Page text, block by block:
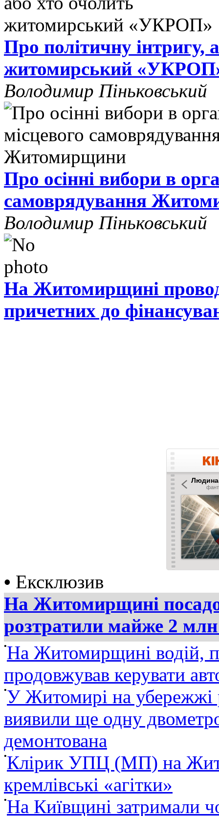
Про політичну інтригу,
житомирський
Володимир Піньковський
Про осінні вибори в
самоврядування
Володимир Піньковський
На Житомирщині
причетних до
• Ексклюзив
На Житомирщині
розтратили майже 2
•На Житомирщині водій,
продовжував керувати
•У Житомирі на убережжі
виявили ще одну
демонтована
•Клірик УПЦ (МП) на
кремлівські «агітки»
•На Київщині затримали